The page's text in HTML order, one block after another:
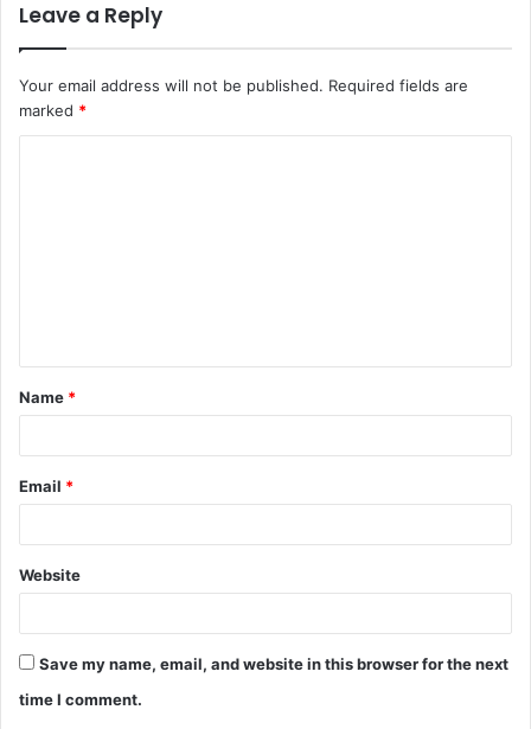
Leave a Reply
Your email address will not be published. Required fields are
marked *
t
*
Name *
Email *
Website
Save my name, email, and website in this browser for the next
time I comment.